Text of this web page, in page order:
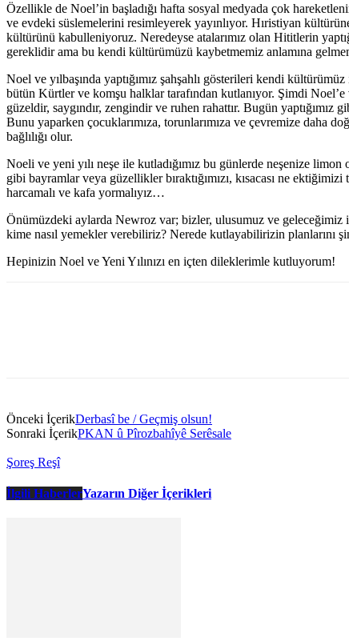
Özellikle de Noel’in başladığı hafta sosyal medyada çok
ve evdeki süslemelerini resimleyerek yayınlıyor. Hıristiyan
kültürünü kabulleniyoruz. Neredeyse atalarımız olan Hititlerin
gereklidir ama bu kendi kültürümüzü kaybetmemiz anlamına
Noel ve yılbaşında yaptığımız şahşahlı gösterileri kendi
bütün Kürtler ve komşu halklar tarafından kutlanıyor. Şimdi
güzeldir, saygındır, zengindir ve ruhen rahattır. Bugün
Bunu yaparken çocuklarımıza, torunlarımıza ve çevremize daha
bağlılığı olur.
Noeli ve yeni yılı neşe ile kutladığımız bu günlerde neşenize
gibi bayramlar veya güzellikler bıraktığımızı, kısacası ne
harcamalı ve kafa yormalıyız…
Önümüzdeki aylarda Newroz var; bizler, ulusumuz ve geleceğimiz
kime nasıl yemekler verebiliriz? Nerede kutlayabilirizin planlarını
Hepinizin Noel ve Yeni Yılınızı en içten dileklerimle kutluyorum!
Önceki İçerikDerbasî be / Geçmiş olsun!
Sonraki İçerikPKAN û Pîrozbahîyê Serêsale
Şoreş Reşî
İlgili HaberlerYazarın Diğer İçerikleri